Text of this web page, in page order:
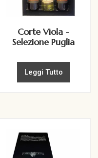
Corte Viola -
Selezione Puglia
Leggi Tutto